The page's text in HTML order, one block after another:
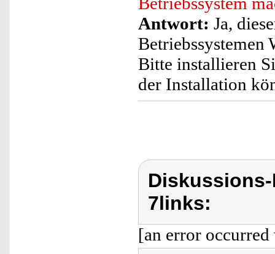
Antwort: Ja,
Betriebssystemen
Bitte installieren
der Installation
7links:
[an error